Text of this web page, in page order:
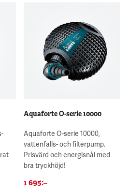
Aquaforte O-serie 10000
Aquaforte O-serie 10000,
vattenfalls- och filterpump.
Prisvärd och energisnål med
bra tryckhöjd!
1 695:–